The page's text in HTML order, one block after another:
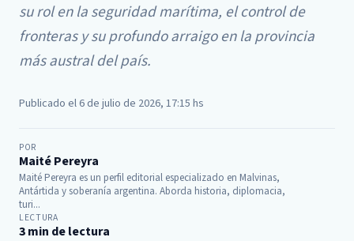
su rol en la seguridad marítima, el control de
fronteras y su profundo arraigo en la provincia
más austral del país.
Publicado el 6 de julio de 2026, 17:15 hs
POR
Maité Pereyra
Maité Pereyra es un perfil editorial especializado en Malvinas,
Antártida y soberanía argentina. Aborda historia, diplomacia,
turi...
LECTURA
3 min de lectura